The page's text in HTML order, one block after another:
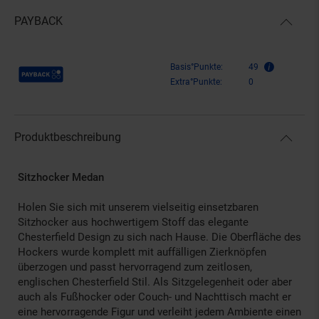
PAYBACK
Payback Punkte Basis°Punkte:
49
Extra°Punkte:
0
Produktbeschreibung
Sitzhocker Medan
Holen Sie sich mit unserem vielseitig einsetzbaren
Sitzhocker aus hochwertigem Stoff das elegante
Chesterfield Design zu sich nach Hause. Die Oberfläche des
Hockers wurde komplett mit auffälligen Zierknöpfen
überzogen und passt hervorragend zum zeitlosen,
englischen Chesterfield Stil. Als Sitzgelegenheit oder aber
auch als Fußhocker oder Couch- und Nachttisch macht er
eine hervorragende Figur und verleiht jedem Ambiente einen